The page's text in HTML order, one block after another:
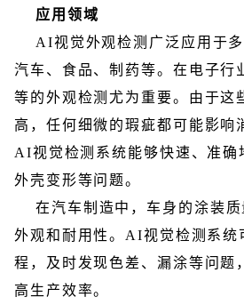
应用领域
AI视觉外观检测广泛应用于
汽车、食品、制药等。在电子行
等的外观检测尤为重要。由于这
高，任何细微的瑕疵都可能影响
AI视觉检测系统能够快速、准确
外壳变形等问题。
在汽车制造中，车身的涂装
外观和耐用性。AI视觉检测系统
程，及时发现色差、漏涂等问题
高生产效率。